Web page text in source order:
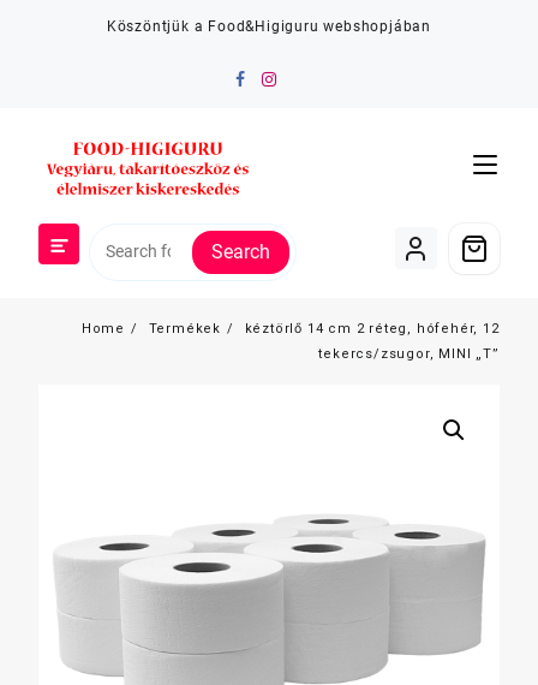
Köszöntjük a Food&Higiguru webshopjában
Search
Home Termékek
kéztörlő 14 cm 2 réteg, hófehér, 12
tekercs/zsugor, MINI „T”